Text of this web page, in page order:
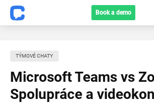
Book a demo
TÝMOVÉ CHATY
Microsoft Teams vs
Spolupráce a